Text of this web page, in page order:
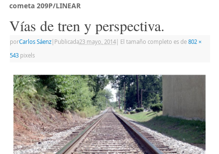
cometa 209P/LINEAR
Vías de tren y perspectiva.
porCarlos Sáenz| Publicada23 mayo, 2014| El tamaño completo es de 802 ×
543pixels